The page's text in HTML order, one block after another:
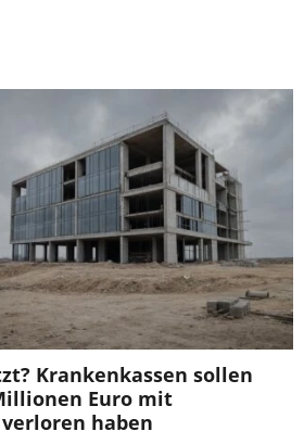
Krankenkassen sollen
Euro mit
haben